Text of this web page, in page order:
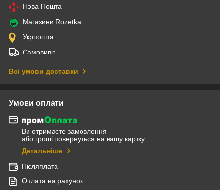
Нова Пошта
Магазини Rozetka
Укрпошта
Самовивіз
Всі умови доставки
Умови оплати
Ви отримаєте замовлення
або гроші повернуться на вашу картку
Детальніше
Післяплата
Оплата на рахунок